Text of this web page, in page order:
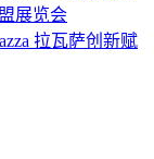
展览会
拉瓦萨创新赋